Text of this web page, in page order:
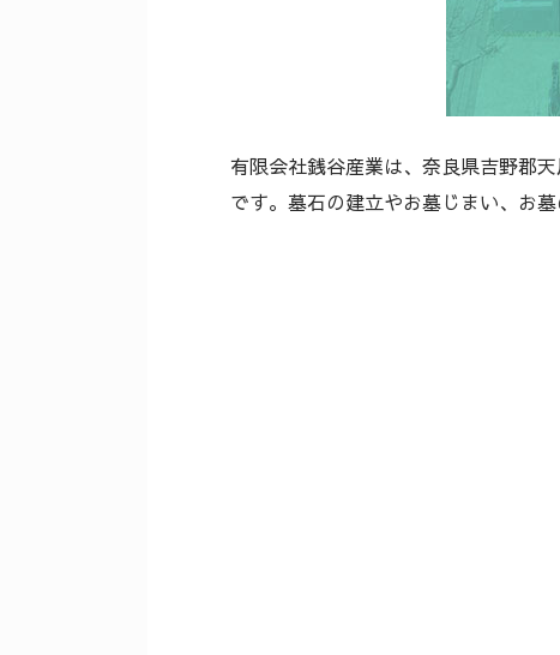
有限会社銭谷産業は、奈良県吉野郡
です。墓石の建立やお墓じまい、お